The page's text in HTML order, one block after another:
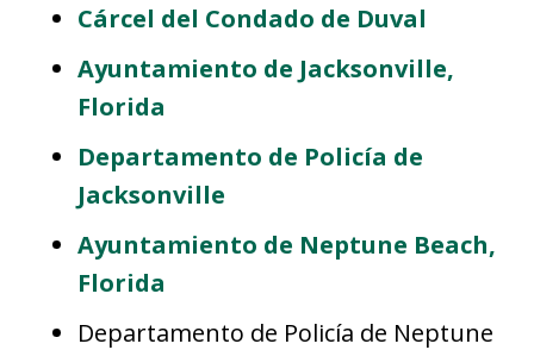
Cárcel del Condado de Duval
Ayuntamiento de Jacksonville,
Florida
Departamento de Policía de
Jacksonville
Ayuntamiento de Neptune Beach,
Florida
Departamento de Policía de Neptune